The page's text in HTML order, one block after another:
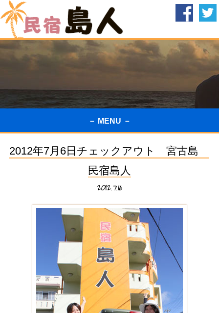
－ MENU －
2012年7月6日チェックアウト 宮古島
民宿島人
2012.7.16